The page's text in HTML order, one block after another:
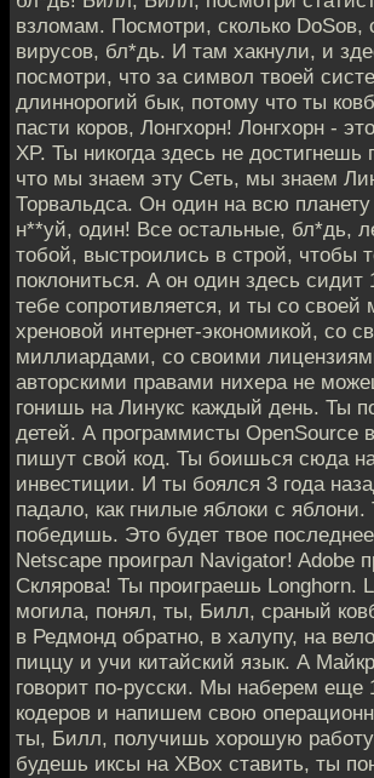
взломам. Посмотри, сколько DoSов,
вирусов, бл*дь. И там хакнули, и
посмотри, что за символ твоей
длиннорогий бык, потому что ты
пасти коров, Лонгхорн! Лонгхорн -
XP. Ты никогда здесь не
что мы знаем эту Сеть, мы знаем
Торвальдса. Он один на всю
н**уй, один! Все остальные, бл*дь,
тобой, выстроились в строй, чтобы
поклониться. А он один здесь сидит
тебе сопротивляется, и ты со своей
хреновой интернет-экономикой, со
миллиардами, со своими
авторскими правами нихера не
гонишь на Линукс каждый день. Ты
детей. А программисты OpenSource
пишут свой код. Ты боишься сюда
инвестиции. И ты боялся 3 года
падало, как гнилые яблоки с яблони.
победишь. Это будет твое
Netscape проиграл Navigator! Adobe
Склярова! Ты проиграешь Longhorn.
могила, понял, ты, Билл, сраный
в Редмонд обратно, в халупу, на
пиццу и учи китайский язык. А
говорит по-русски. Мы наберем еще
кодеров и напишем свою
ты, Билл, получишь хорошую
будешь иксы на XBox ставить, ты